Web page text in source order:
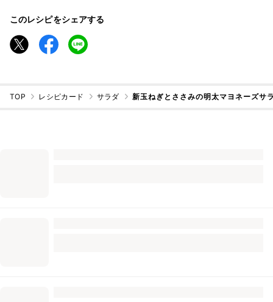
このレシピをシェアする
TOP レシピカード サラダ 新玉ねぎとささみの明太マヨネーズサ